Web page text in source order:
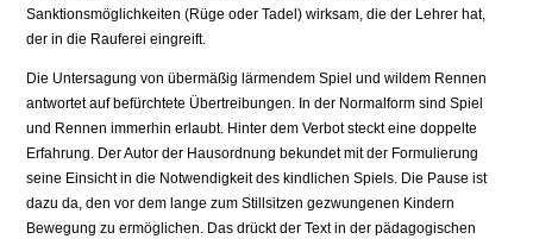
Sanktionsmöglichkeiten (Rüge oder Tadel) wirksam, die der Lehrer hat,
der in die Rauferei eingreift.
Die Untersagung von übermäßig lärmendem Spiel und wildem Rennen
antwortet auf befürchtete Übertreibungen. In der Normalform sind Spiel
und Rennen immerhin erlaubt. Hinter dem Verbot steckt eine doppelte
Erfahrung. Der Autor der Hausord­nung bekundet mit der Formulierung
seine Einsicht in die Notwendigkeit des kindli­chen Spiels. Die Pause ist
dazu da, den vor dem lange zum Stillsitzen gezwungenen Kindern
Bewegung zu ermöglichen. Das drückt der Text in der pädagogischen